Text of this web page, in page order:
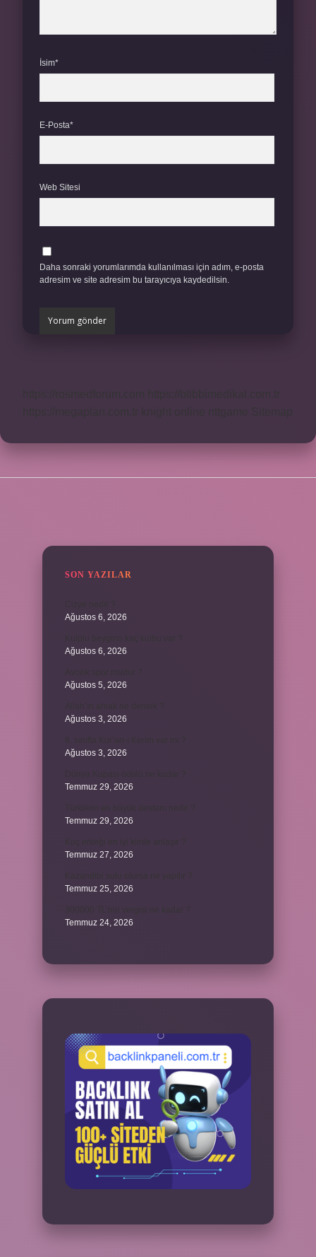
İsim*
E-Posta*
Web Sitesi
Daha sonraki yorumlarımda kullanılması için adım, e-posta
adresim ve site adresim bu tarayıcıya kaydedilsin.
SON YAZILAR
Ağustos 6, 2026
Ağustos 6, 2026
Ağustos 5, 2026
Ağustos 3, 2026
Ağustos 3, 2026
Temmuz 29, 2026
Temmuz 29, 2026
Temmuz 27, 2026
Temmuz 25, 2026
Temmuz 24, 2026